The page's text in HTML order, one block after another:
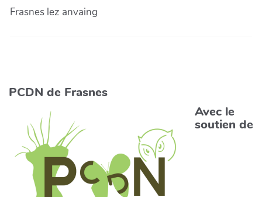
Frasnes lez anvaing
PCDN de Frasnes
Avec le
soutien de